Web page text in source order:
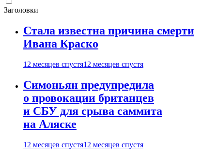
Заголовки
Стала известна причина смерти
Ивана Краско
12 месяцев спустя12 месяцев спустя
Симоньян предупредила
о провокации британцев
и СБУ для срыва саммита
на Аляске
12 месяцев спустя12 месяцев спустя